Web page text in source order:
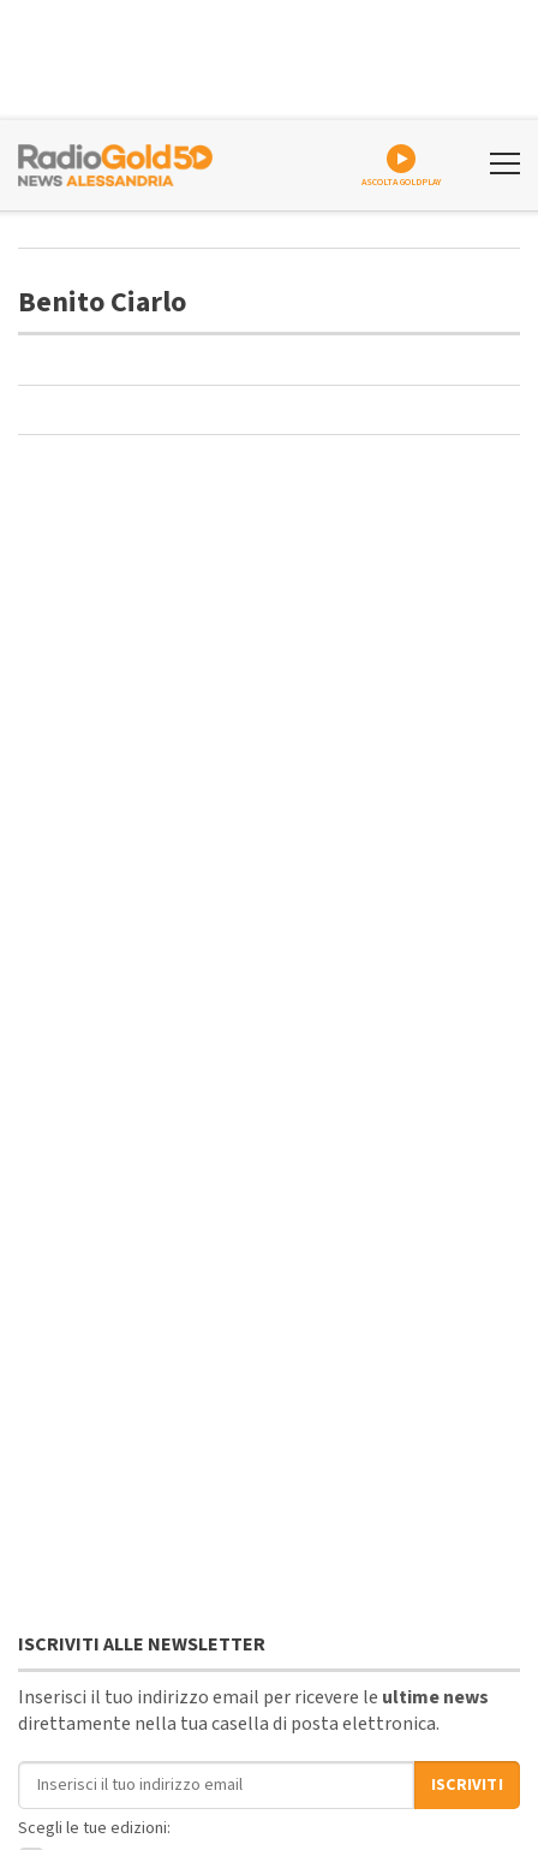
ASCOLTA GOLDPLAY
Benito Ciarlo
ISCRIVITI ALLE NEWSLETTER
Inserisci il tuo indirizzo email per ricevere le ultime news
direttamente nella tua casella di posta elettronica.
Indirizzo email
ISCRIVITI
Scegli le tue edizioni: